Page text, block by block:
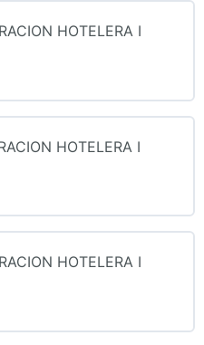
HOTELERA I
HOTELERA I
HOTELERA I
HOTELERA I
HOTELERA I
HOTELERA I